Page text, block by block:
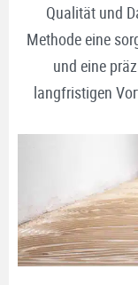
Qualität und
Methode eine
und eine
langfristigen